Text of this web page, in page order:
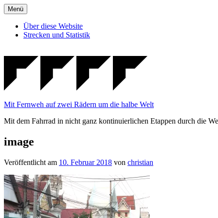
Zum
Inhalt
springen
Menü
Über diese Website
Strecken und Statistik
Mit Fernweh auf zwei Rädern um die halbe Welt
Mit dem Fahrrad in nicht ganz kontinuierlichen Etappen durch die
image
Veröffentlicht am 10. Februar 2018 von christian